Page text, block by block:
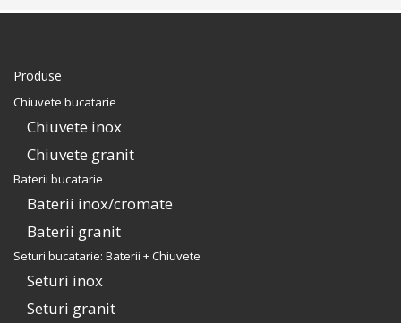
Produse
Chiuvete bucatarie
Chiuvete inox
Chiuvete granit
Baterii bucatarie
Baterii inox/cromate
Baterii granit
Seturi bucatarie: Baterii + Chiuvete
Seturi inox
Seturi granit